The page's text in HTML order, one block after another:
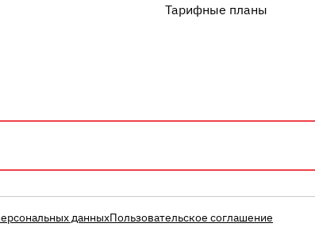
Тарифные планы
данныхПользовательское соглашение